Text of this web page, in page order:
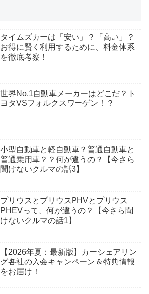
タイムズカーは「安い」？「高い」？
お得に賢く利用するために、料金体系
を徹底考察！
世界No.1自動車メーカーはどこだ？ト
ヨタVSフォルクスワーゲン！？
小型自動車と軽自動車？普通自動車と
普通乗用車？？何が違うの？【今さら
聞けないクルマの話3】
プリウスとプリウスPHVとプリウス
PHEVって、何が違うの？【今さら聞
けないクルマの話1】
【2026年夏：最新版】カーシェアリン
グ各社の入会キャンペーン＆特典情報
をお届け！